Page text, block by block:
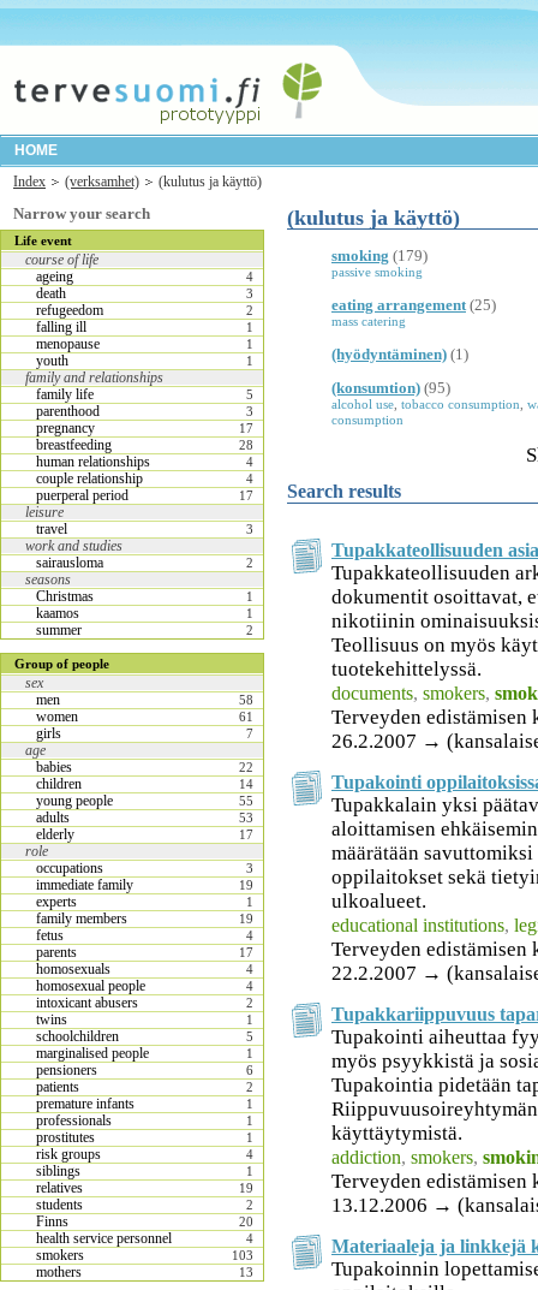
HOME
Index
(verksamhet) (kulutus ja käyttö)
Narrow your search
Life event
course of life
ageing
4
death 3
refugeedom 2
falling ill 1
menopause 1
youth 1
family and relationships
family life
5
parenthood 3
pregnancy 17
breastfeeding 28
human relationships 4
couple relationship 4
puerperal period 17
leisure
travel
3
work and studies
sairausloma
2
seasons
Christmas
1
kaamos 1
summer 2
Group of people
sex
men
58
women 61
girls 7
age
babies
22
children 14
young people 55
adults 53
elderly 17
role
occupations
3
immediate family 19
experts 1
family members 19
fetus 4
parents 17
homosexuals 4
homosexual people 4
intoxicant abusers 2
twins 1
schoolchildren 5
marginalised people 1
pensioners 6
patients 2
premature infants 1
professionals 1
prostitutes 1
risk groups 4
siblings 1
relatives 19
students 2
Finns 20
health service personnel 4
smokers 103
mothers 13
(kulutus ja käyttö)
smoking (179)
passive smoking
eating arrangement (25)
mass catering
(hyödyntäminen) (1)
(konsumtion) (95)
alcohol use tobacco consumption
consumption
Search results
Tupakkateollisuuden
Tupakkateollisuuden
dokumentit osoittavat,
nikotiinin
Teollisuus on myös
tuotekehittelyssä.
documents, smokers,
Terveyden edistämisen
26.2.2007 →
Tupakointi
Tupakkalain yksi
aloittamisen
määrätään
oppilaitokset sekä
ulkoalueet.
educational institutions,
Terveyden edistämisen
22.2.2007 →
Tupakkariippuvuus
Tupakointi aiheuttaa
myös psyykkistä ja
Tupakointia pidetään
käyttäytymistä.
addiction, smokers,
Terveyden edistämisen
13.12.2006 →
Materiaaleja ja linkkejä
Tupakoinnin